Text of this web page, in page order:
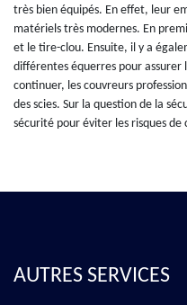
très bien équipés. En effet, leur
matériels très modernes. En
et le tire-clou. Ensuite, il y a
différentes équerres pour
continuer, les couvreurs
des scies. Sur la question de la
sécurité pour éviter les risques de
AUTRES SERVICES